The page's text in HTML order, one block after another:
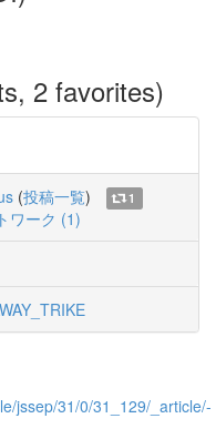
2 favorites)
(投稿一覧)
1
ワーク (1)
jssep/31/0/31_129/_article/-